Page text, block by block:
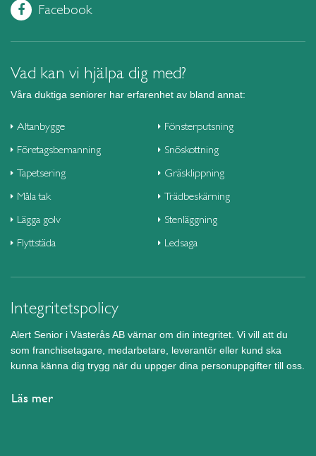
Facebook
Vad kan vi hjälpa dig med?
Våra duktiga seniorer har erfarenhet av bland annat:
Altanbygge
Företagsbemanning
Tapetsering
Måla tak
Lägga golv
Flyttstäda
Fönsterputsning
Snöskottning
Gräsklippning
Trädbeskärning
Stenläggning
Ledsaga
Integritetspolicy
Alert Senior i Västerås AB värnar om din integritet. Vi vill att du
som franchisetagare, medarbetare, leverantör eller kund ska
kunna känna dig trygg när du uppger dina personuppgifter till oss.
Läs mer